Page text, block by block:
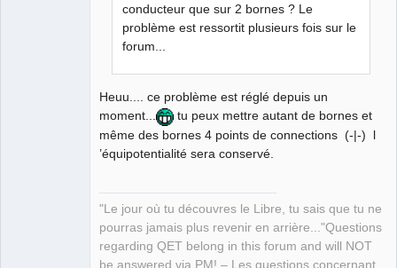
conducteur que sur 2 bornes ? Le
problème est ressortit plusieurs fois sur le
forum...
Heuu.... ce problème est réglé depuis un
moment...
tu peux mettre autant de bornes et
même des bornes 4 points de connections (-|-) l
’équipotentialité sera conservé.
"Le jour où tu découvres le Libre, tu sais que tu ne
pourras jamais plus revenir en arrière..."Questions
regarding QET belong in this forum and will NOT
be answered via PM! – Les questions concernant